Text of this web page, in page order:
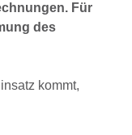
Für
des
kommt,